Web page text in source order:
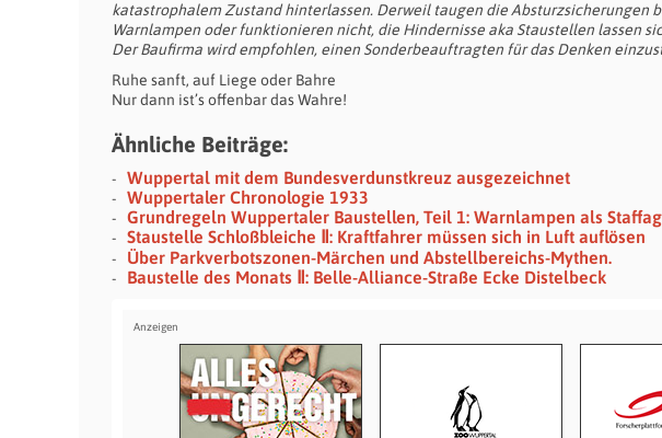
katastrophalem Zustand hinterlassen. Derweil taugen die Absturzsicherungen
Warnlampen oder funktionieren nicht, die Hindernisse aka Staustellen lassen
Der Baufirma wird empfohlen, einen Sonderbeauftragten für das Denken
Ruhe sanft, auf Liege oder Bahre
Nur dann ist’s offenbar das Wahre!
Ähnliche Beiträge:
Wuppertal mit dem Bundesverdunstkreuz ausgezeichnet
Wuppertaler Chronologie 1933
Grundregeln Wuppertaler Baustellen, Teil 1: Warnlampen als
Staustelle Schloßbleiche Ⅱ: Kraftfahrer müssen sich in Luft auflösen
Über Parkverbotszonen-Märchen und Abstellbereichs-Mythen.
Baustelle des Monats Ⅱ: Belle-Alliance-Straße Ecke Distelbeck